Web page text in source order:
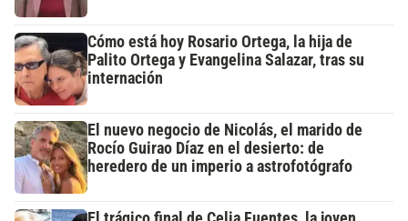
Cómo está hoy Rosario Ortega, la hija de
Palito Ortega y Evangelina Salazar, tras su
internación
El nuevo negocio de Nicolás, el marido de
Rocío Guirao Díaz en el desierto: de
heredero de un imperio a astrofotógrafo